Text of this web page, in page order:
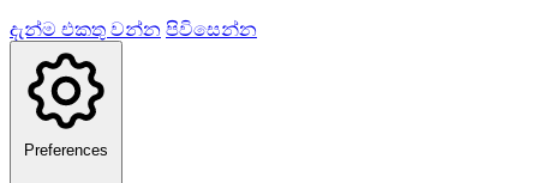
දැන්ම එකතු වන්න පිවිසෙන්න
Preferences